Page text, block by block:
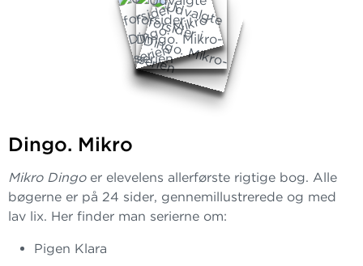
Dingo. Mikro
Mikro Dingoer elevelens allerførste rigtige bog. Alle
bøgerne er på 24 sider, gennemillustrerede og med
lav lix. Her finder man serierne om:
Pigen Klara